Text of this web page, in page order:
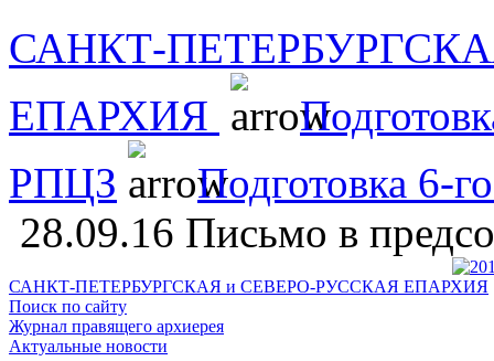
САНКТ-
ЕПАРХИЯ
РПЦЗ
Подготовка 6-
28.09.16 Письмо в
САНКТ-ПЕТЕРБУРГСКАЯ и СЕВЕРО-РУССКАЯ ЕПАРХИЯ
Поиск по сайту
Журнал правящего архиерея
Актуальные новости